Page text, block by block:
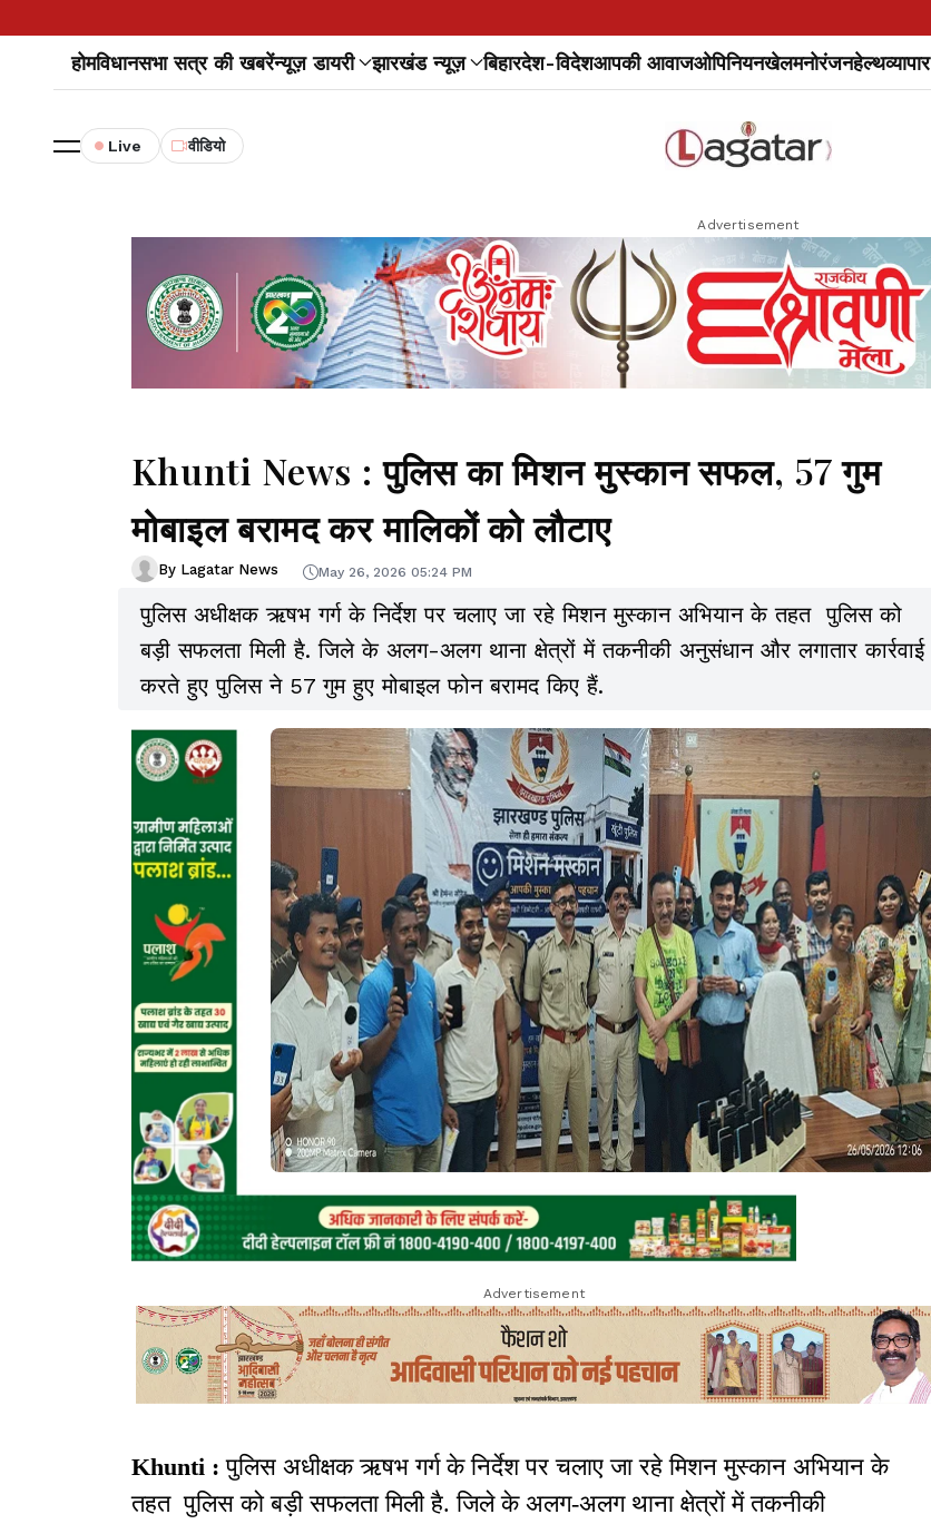
होमविधानसभा सत्र की खबरेंन्यूज़ डायरी झारखंड न्यूज़ बिहारदेश-विदेशआपकी आवाजओपिनियनखेलमनोरंजनहेल्थव्यापार
Live वीडियो
Advertisement
Khunti News : पुलिस का मिशन मुस्कान सफल, 57 गुम
मोबाइल बरामद कर मालिकों को लौटाए
By Lagatar News May 26, 2026 05:24 PM
पुलिस अधीक्षक ऋषभ गर्ग के निर्देश पर चलाए जा रहे मिशन मुस्कान अभियान के तहत पुलिस को
बड़ी सफलता मिली है. जिले के अलग-अलग थाना क्षेत्रों में तकनीकी अनुसंधान और लगातार कार्रवाई
करते हुए पुलिस ने 57 गुम हुए मोबाइल फोन बरामद किए हैं.
Advertisement
Khunti :पुलिस अधीक्षक ऋषभ गर्ग के निर्देश पर चलाए जा रहे मिशन मुस्कान अभियान के
तहत पुलिस को बड़ी सफलता मिली है. जिले के अलग-अलग थाना क्षेत्रों में तकनीकी